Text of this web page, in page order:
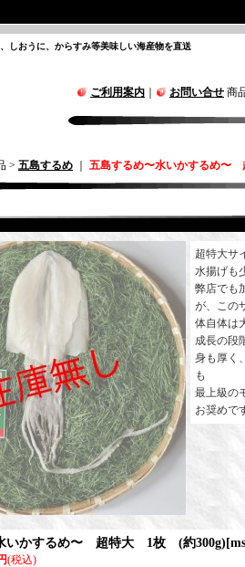
、しおうに、からすみ等美味しい海産物を直送
ご利用案内 お問い合せ 商
> 五島するめ 五島するめ〜水いかするめ
超特大
水揚げも
弊店でも
が、この
体自体は
成長の段
身も厚く
も
最上級の
お奨めで
いかするめ〜 超特大 1枚 (約300g)[
(税込)